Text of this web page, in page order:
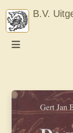
content
B.V.